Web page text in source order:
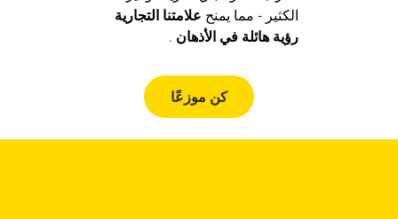
الكثير - مما يمنح علامتنا التجارية
رؤية هائلة في الأذهان .
كن موزعًا